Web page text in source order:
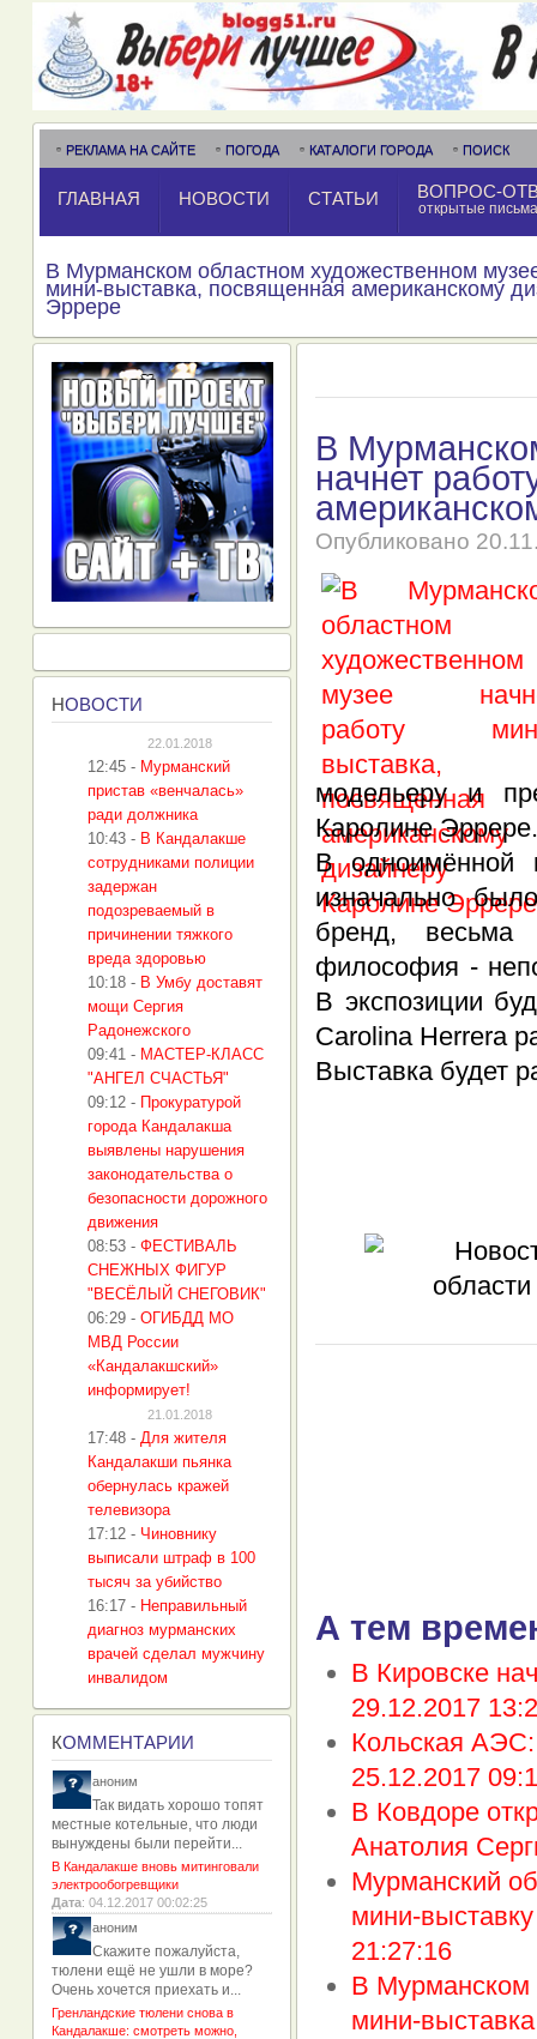
РЕКЛАМА НА САЙТЕ ПОГОДА КАТАЛОГИ ГОРОДА ПОИСК
ГЛАВНАЯ НОВОСТИ СТАТЬИ ВОПРОС-
открытые письма
В Мурманском областном художественном
мини-выставка, посвященная американскому
Эррере
В
начнет
Опубликовано
модельеру и
Каролине Эррере.
В одноимённой
изначально
бренд, весьма
философия -
В экспозиции
Carolina Herrera
Выставка будет
А тем
В Кировске
29.12.2017
Кольская
25.12.2017
В Ковдоре
Анатолия
Мурманский
мини-
21:27:16
В Мурманском
мини-
НОВОСТИ
22.01.2018
12:45 - Мурманский
пристав «венчалась»
ради должника
10:43 - В Кандалакше
сотрудниками полиции
задержан
подозреваемый в
причинении тяжкого
вреда здоровью
10:18 - В Умбу доставят
мощи Сергия
Радонежского
09:41 - МАСТЕР-КЛАСС
"АНГЕЛ СЧАСТЬЯ"
09:12 - ​Прокуратурой
города Кандалакша
выявлены нарушения
законодательства о
безопасности дорожного
движения
08:53 - ФЕСТИВАЛЬ
СНЕЖНЫХ ФИГУР
"ВЕСЁЛЫЙ СНЕГОВИК"
06:29 - ОГИБДД МО
МВД России
«Кандалакшский»
информирует!
21.01.2018
17:48 - Для жителя
Кандалакши пьянка
обернулась кражей
телевизора
17:12 - Чиновнику
выписали штраф в 100
тысяч за убийство
16:17 - Неправильный
диагноз мурманских
врачей сделал мужчину
инвалидом
КОММЕНТАРИИ
аноним
Так видать хорошо топят
местные котельные, что люди
вынуждены были перейти...
В Кандалакше вновь митинговали
электрообогревщики
Дата: 04.12.2017 00:02:25
аноним
Скажите пожалуйста,
тюлени ещё не ушли в море?
Очень хочется приехать и...
Гренландские тюлени снова в
Кандалакше: смотреть можно,